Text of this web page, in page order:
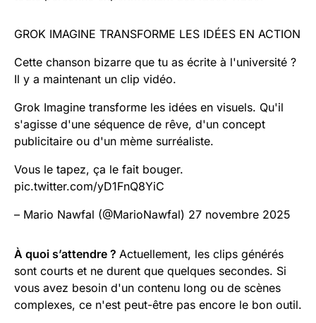
GROK IMAGINE TRANSFORME LES IDÉES EN ACTION
Cette chanson bizarre que tu as écrite à l'université ?
Il y a maintenant un clip vidéo.
Grok Imagine transforme les idées en visuels. Qu'il
s'agisse d'une séquence de rêve, d'un concept
publicitaire ou d'un mème surréaliste.
Vous le tapez, ça le fait bouger.
pic.twitter.com/yD1FnQ8YiC
– Mario Nawfal (@MarioNawfal) 27 novembre 2025
À quoi s’attendre ? Actuellement, les clips générés
sont courts et ne durent que quelques secondes. Si
vous avez besoin d'un contenu long ou de scènes
complexes, ce n'est peut-être pas encore le bon outil.